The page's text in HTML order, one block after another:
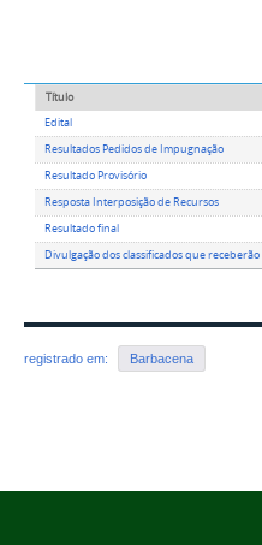
Título
Edital
Resultados Pedidos de Impugnação
Resultado Provisório
Resposta Interposição de Recursos
Resultado final
Divulgação dos classificados que
registrado em: Barbacena